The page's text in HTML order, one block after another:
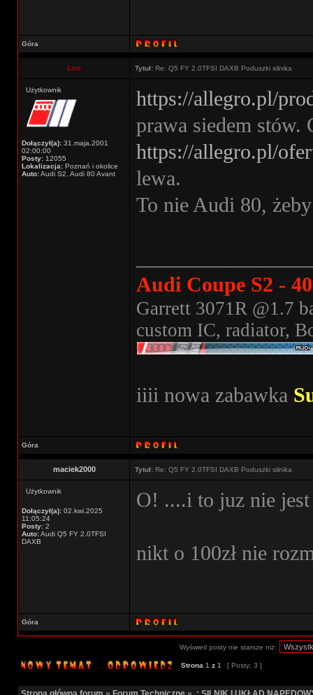
Góra
Leo Tytuł: Re: Q5 FY 2.0TFSI DAXB Poduszki silnika
Użytkownik
Dołączył(a): 31.maja.2001
02:00:00
Posty: 12055
Lokalizacja: Poznań i okolice
Auto:Audi S2, Audi 80 Avant
https://allegro.pl/
prawa siedem stów.
https://allegro.pl/
lewa.
To nie Audi 80,
Audi Coupe S2 -
Garrett 3071R @1.7
custom IC, radiator,
iiii nowa zabawka
Góra
maciek2000 Tytuł: Re: Q5 FY 2.0TFSI DAXB Poduszki silnika
Użytkownik
Dołączył(a): 02.kwi.2025
11:05:24
Posty: 2
Auto:Audi Q5 FY 2.0TFSI
DAXB
O! ....i to juz nie
nikt o 100zł nie
Góra
Wyświetl posty nie starsze niż:
Strona 1 z 1 [ Posty: 3 ]